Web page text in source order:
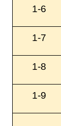
1-6
1-7
1-8
1-9